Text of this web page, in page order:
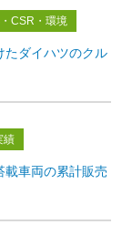
CSR・環境
たダイハツのクル
績
載車両の累計販売